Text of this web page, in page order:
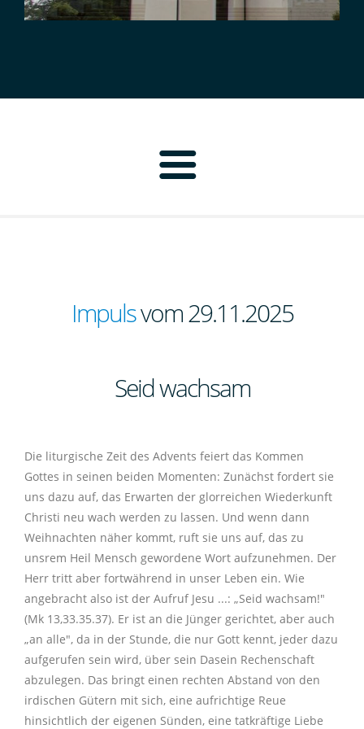
Pfarrbüro
Kirchenverwaltung
Kirchen
Pfarrheim
Gruppen
Frauenbund
Kolping
Kirchenmusik
Regionalkantor
Inst. Schutzkonzept
Pfarrei Mühlhausen
Pfarrgemeinderat
Kirchenverwaltung
Kirchen
Pfarrheim
Gruppen
Kirchenmusik
Gottesdienste
Aktueller Pfarrbrief
Sakramente
Taufe
Eucharistie
Erstkommunion
Gottesdienstordnung
Gottesdienste für Kinder und Familien
Seelsorge
Seelsorgegespräch
Hauskommunion
Trauerfall
Seniorenangebote
Was tun?
Einen Seelsorger erreichen
Trauerfall
Messintentionen
Caritas
Caritas Kelheim
Caritas Diözese
Kindertagesstätten
Kinderkrippe St. Nikolaus
Impulse
Impulsvom 29.11.2025
Seid wachsam
Die liturgische Zeit des Advents feiert das Kommen
Gottes in seinen beiden Momenten: Zunächst fordert sie
uns dazu auf, das Erwarten der glorreichen Wiederkunft
Christi neu wach werden zu lassen. Und wenn dann
Weihnachten näher kommt, ruft sie uns auf, das zu
unsrem Heil Mensch gewordene Wort aufzunehmen. Der
Herr tritt aber fortwährend in unser Leben ein. Wie
angebracht also ist der Aufruf Jesu ...: „Seid wachsam!"
(Mk 13,33.35.37). Er ist an die Jünger gerichtet, aber auch
„an alle", da in der Stunde, die nur Gott kennt, jeder dazu
aufgerufen sein wird, über sein Dasein Rechenschaft
abzulegen. Das bringt einen rechten Abstand von den
irdischen Gütern mit sich, eine aufrichtige Reue
hinsichtlich der eigenen Sünden, eine tatkräftige Liebe